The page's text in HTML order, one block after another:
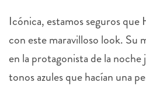
Icónica, estamos seguros que
con este maravilloso look. Su
en la protagonista de la
tonos azules que hacían una